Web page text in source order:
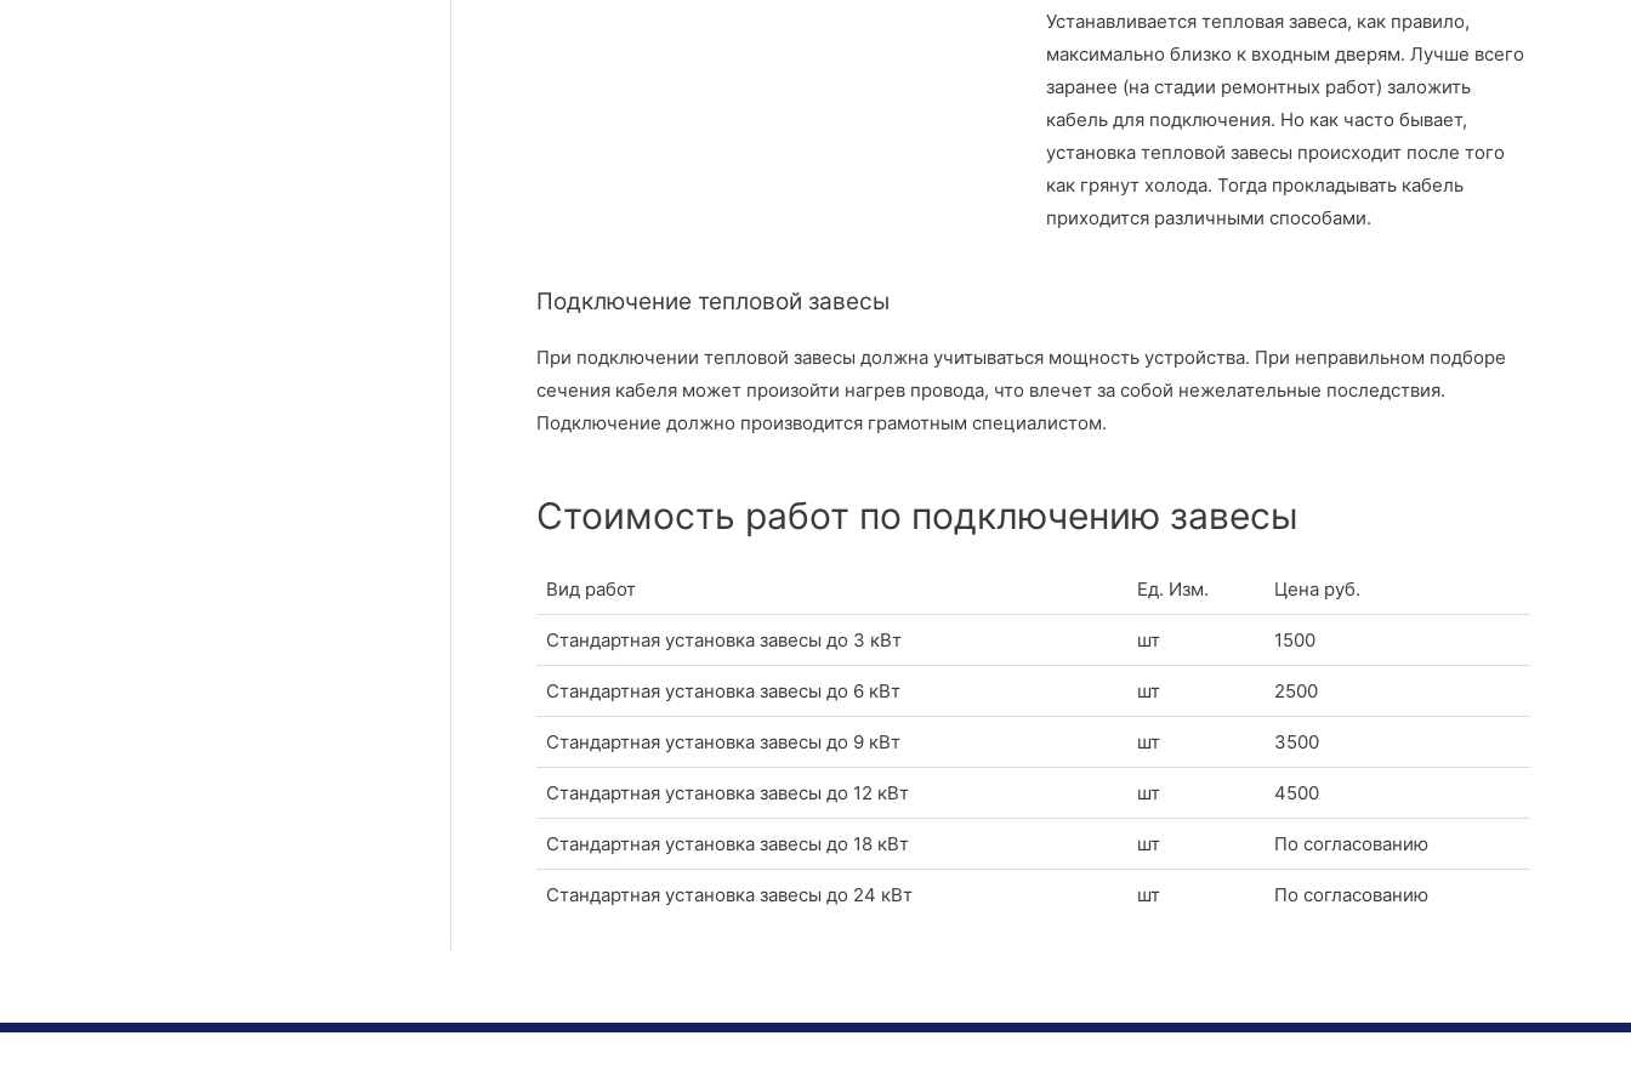
Устанавливается тепловая завеса, как правило,
максимально близко к входным дверям. Лучше всего
заранее (на стадии ремонтных работ) заложить
кабель для подключения. Но как часто бывает,
установка тепловой завесы происходит после того
как грянут холода. Тогда прокладывать кабель
приходится различными способами.
Подключение тепловой завесы
При подключении тепловой завесы должна учитываться мощность устройства. При неправильном подборе
сечения кабеля может произойти нагрев провода, что влечет за собой нежелательные последствия.
Подключение должно производится грамотным специалистом.
Стоимость работ по подключению завесы
Вид работ Ед. Изм. Цена руб.
Стандартная установка завесы до 3 кВт шт 1500
Стандартная установка завесы до 6 кВт шт 2500
Стандартная установка завесы до 9 кВт шт 3500
Стандартная установка завесы до 12 кВт шт 4500
Стандартная установка завесы до 18 кВт шт По согласованию
Стандартная установка завесы до 24 кВт шт По согласованию